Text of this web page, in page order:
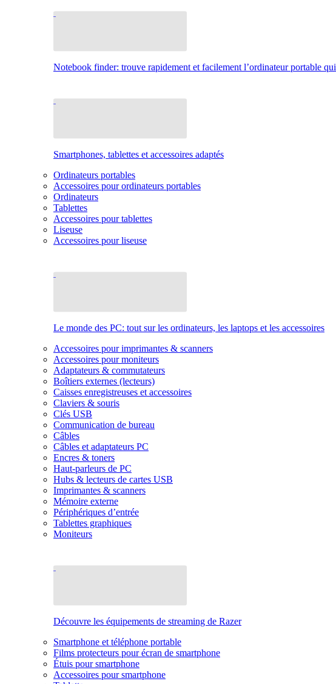
Notebook finder: trouve rapidement et facilement l’ordinateur portable
Smartphones, tablettes et accessoires adaptés
Ordinateurs portables
Accessoires pour ordinateurs portables
Ordinateurs
Tablettes
Accessoires pour tablettes
Liseuse
Accessoires pour liseuse
Le monde des PC: tout sur les ordinateurs, les laptops et les accessoires
Accessoires pour imprimantes & scanners
Accessoires pour moniteurs
Adaptateurs & commutateurs
Boîtiers externes (lecteurs)
Caisses enregistreuses et accessoires
Claviers & souris
Clés USB
Communication de bureau
Câbles
Câbles et adaptateurs PC
Encres & toners
Haut-parleurs de PC
Hubs & lecteurs de cartes USB
Imprimantes & scanners
Mémoire externe
Périphériques d’entrée
Tablettes graphiques
Moniteurs
Découvre les équipements de streaming de Razer
Smartphone et téléphone portable
Films protecteurs pour écran de smartphone
Étuis pour smartphone
Accessoires pour smartphone